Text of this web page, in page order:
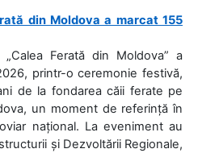
din Moldova a marcat 155
Ferată din Moldova” a
printr-o ceremonie festivă,
de la fondarea căii ferate pe
un moment de referință în
național. La eveniment au
și Dezvoltării Regionale,